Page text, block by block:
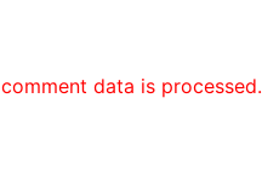
data is processed.